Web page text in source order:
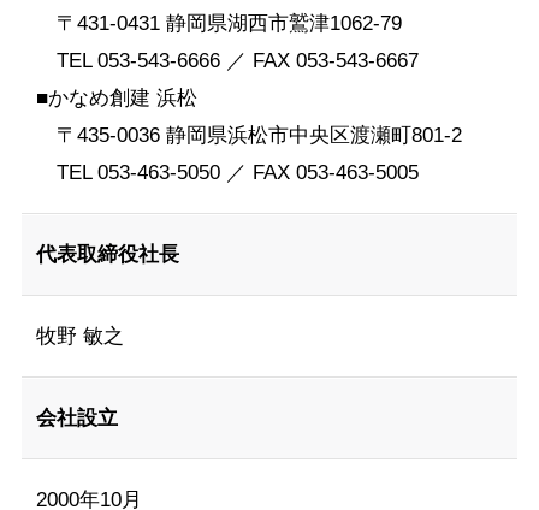
〒431-0431 静岡県湖西市鷲津1062-79
TEL 053-543-6666 ／ FAX 053-543-6667
■かなめ創建 浜松
〒435-0036 静岡県浜松市中央区渡瀬町801-2
TEL 053-463-5050 ／ FAX 053-463-5005
代表取締役社長
牧野 敏之
会社設立
2000年10月